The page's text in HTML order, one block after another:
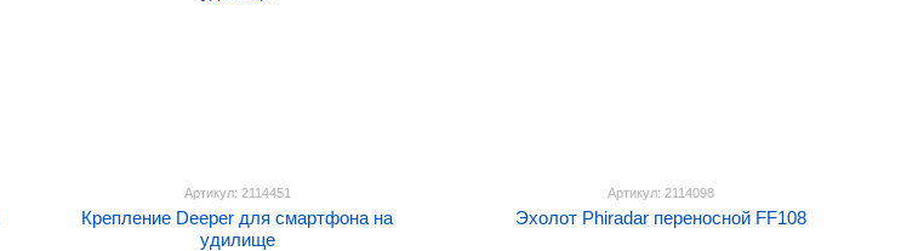
Артикул: 2114451
Крепление Deeper для смартфона на
удилище
Артикул: 2114098
Эхолот Phiradar переносной FF108